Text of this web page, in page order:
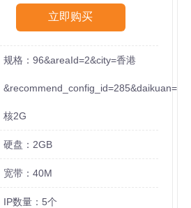
立即购买
规格：96&areaId=2&city=香港
&recommend_config_id=285&daikuan=5
核2G
硬盘：2GB
宽带：40M
IP数量：5个